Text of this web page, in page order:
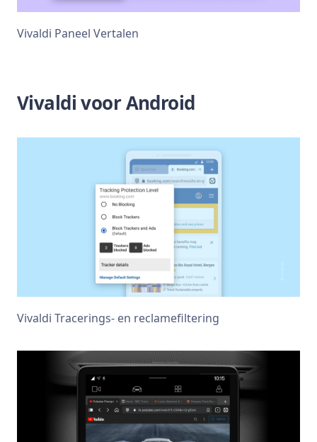
Vivaldi Paneel Vertalen
Vivaldi voor Android
Vivaldi Tracerings- en reclamefiltering